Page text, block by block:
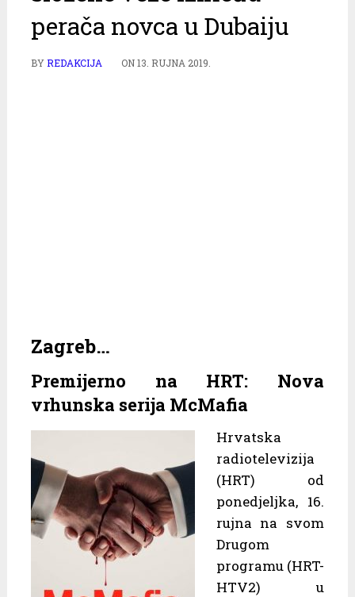
perača novca u Dubaiju
BYREDAKCIJA ON13. RUJNA 2019.
Zagreb…
Premijerno na HRT: Nova
vrhunska serija McMafia
Hrvatska
radiotelevizija
(HRT) od
ponedjeljka, 16.
rujna na svom
Drugom
programu (HRT-
HTV2) u